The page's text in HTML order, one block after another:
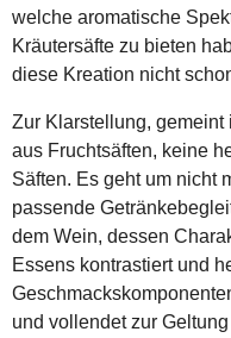
welche aromatische
Kräutersäfte zu bieten
diese Kreation nicht
Zur Klarstellung,
aus Fruchtsäften, keine
Säften. Es geht um nicht
passende
dem Wein, dessen
Essens kontrastiert und
und vollendet zur